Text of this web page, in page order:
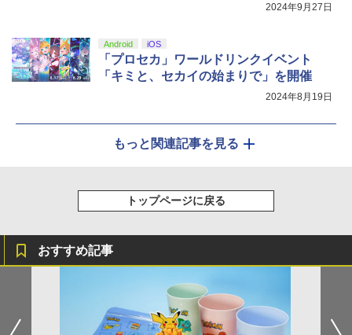
2024年9月27日
Android iOS
「プロセカ」ワールドリンクイベント
「キミと、セカイの始まりで」を開催
2024年8月19日
もっと関連記事を見る
トップページに戻る
おすすめ記事